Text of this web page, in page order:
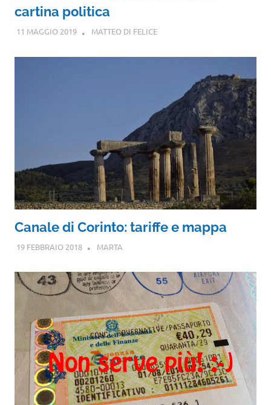
cartina politica
11 MAGGIO 2019 MATTEO DI FELICE
Canale di Corinto: tariffe e mappa
19 FEBBRAIO 2018 MARTA